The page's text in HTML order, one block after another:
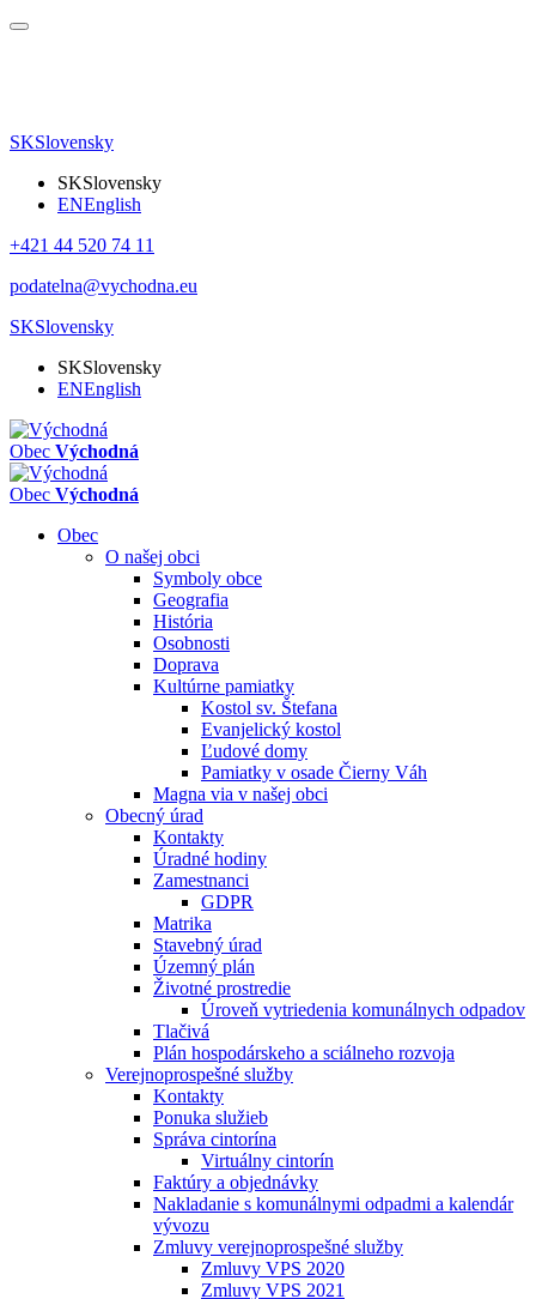
SKSlovensky
SKSlovensky
ENEnglish
+421 44 520 74 11
podatelna@vychodna.eu
SKSlovensky
SKSlovensky
ENEnglish
Obec Východná
Obec Východná
Obec
O našej obci
Symboly obce
Geografia
História
Osobnosti
Doprava
Kultúrne pamiatky
Kostol sv. Štefana
Evanjelický kostol
Ľudové domy
Pamiatky v osade Čierny Váh
Magna via v našej obci
Obecný úrad
Kontakty
Úradné hodiny
Zamestnanci
GDPR
Matrika
Stavebný úrad
Územný plán
Životné prostredie
Úroveň vytriedenia komunálnych odpadov
Tlačivá
Plán hospodárskeho a sciálneho rozvoja
Verejnoprospešné služby
Kontakty
Ponuka služieb
Správa cintorína
Virtuálny cintorín
Faktúry a objednávky
Nakladanie s komunálnymi odpadmi a kalendár
vývozu
Zmluvy verejnoprospešné služby
Zmluvy VPS 2020
Zmluvy VPS 2021